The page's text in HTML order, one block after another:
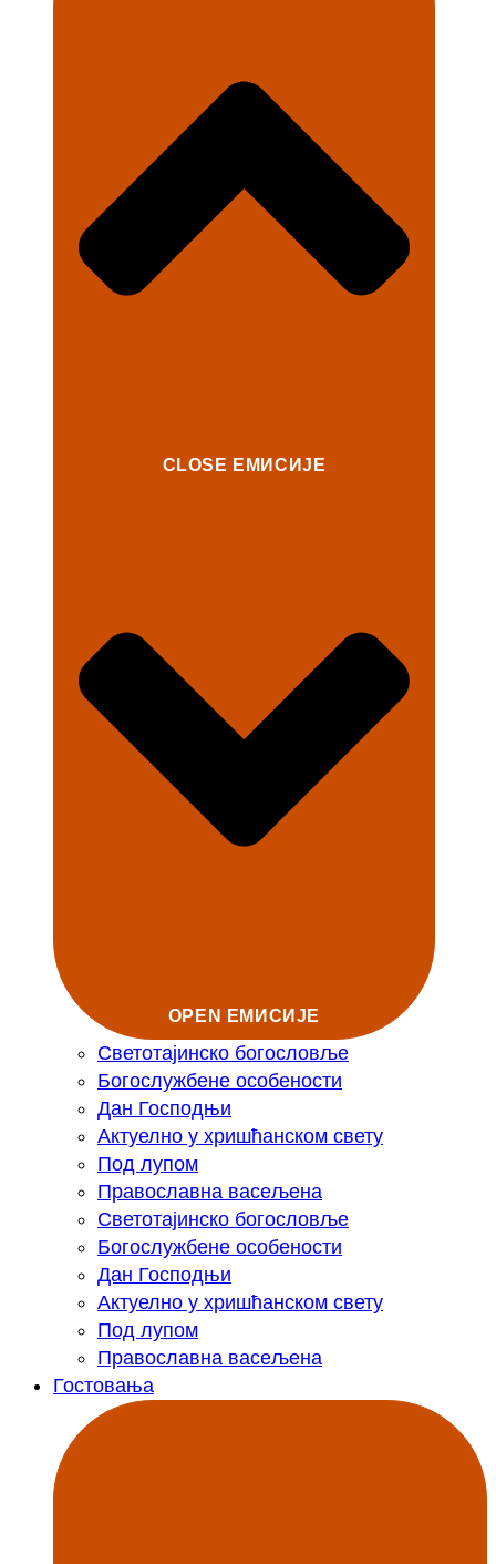
CLOSE ЕМИСИЈЕ
OPEN ЕМИСИЈЕ
Светотајинско богословље
Богослужбене особености
Дан Господњи
Актуелно у хришћанском свету
Под лупом
Православна васељена
Светотајинско богословље
Богослужбене особености
Дан Господњи
Актуелно у хришћанском свету
Под лупом
Православна васељена
Гостовања